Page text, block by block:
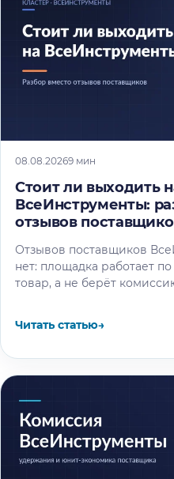
08.08.20269 мин
Стоит ли выходить
ВсеИнструменты:
отзывов
Отзывов поставщиков
нет: площадка работает
товар, а не берёт
Читать статью→